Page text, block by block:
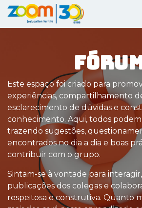
Pular para o conteúdo
Este espaço foi criado para
experiências, compartilhamento
esclarecimento de dúvidas e
conhecimento. Aqui, todos
trazendo sugestões,
encontrados no dia a dia e boas
contribuir com o grupo.
Sintam-se à vontade para
publicações dos colegas e
respeitosa e construtiva. Quanto